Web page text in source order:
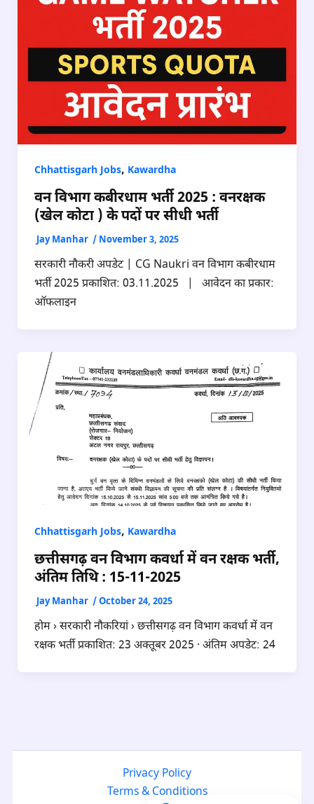
Chhattisgarh Jobs, Kawardha
वन विभाग कबीरधाम भर्ती 2025 : वनरक्षक
(खेल कोटा ) के पदों पर सीधी भर्ती
Jay Manhar / November 3, 2025
सरकारी नौकरी अपडेट | CG Naukri वन विभाग कबीरधाम
भर्ती 2025 प्रकाशित: 03.11.2025 | आवेदन का प्रकार:
ऑफलाइन
Chhattisgarh Jobs, Kawardha
छत्तीसगढ़ वन विभाग कवर्धा में वन रक्षक भर्ती,
अंतिम तिथि : 15-11-2025
Jay Manhar /October 24, 2025
होम › सरकारी नौकरियां › छत्तीसगढ़ वन विभाग कवर्धा में वन
रक्षक भर्ती प्रकाशित: 23 अक्तूबर 2025 · अंतिम अपडेट: 24
Privacy Policy
Terms & Conditions